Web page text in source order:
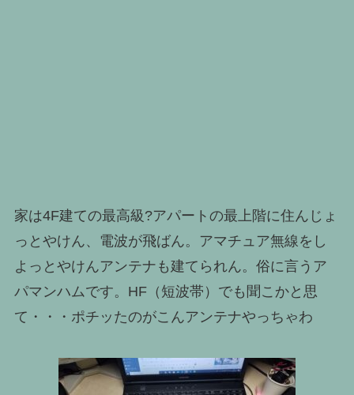
家は4F建ての最高級?アパートの最上階に住んじょ
っとやけん、電波が飛ばん。アマチュア無線をし
よっとやけんアンテナも建てられん。俗に言うア
パマンハムです。HF（短波帯）でも聞こかと思
て・・・ポチッたのがこんアンテナやっちゃわ